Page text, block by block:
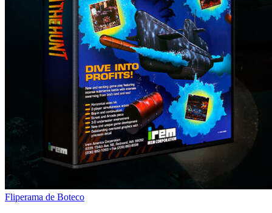
Fliperama de Boteco